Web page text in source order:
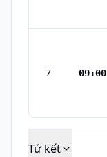
7 09:00
Tứ kết